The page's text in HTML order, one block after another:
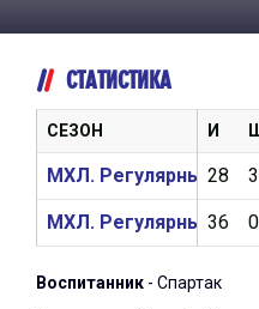
СТАТИСТИКА
И
28 3
36 0
СЕЗОН
МХЛ. Регулярный
МХЛ. Регулярный
Воспитанник - Спартак